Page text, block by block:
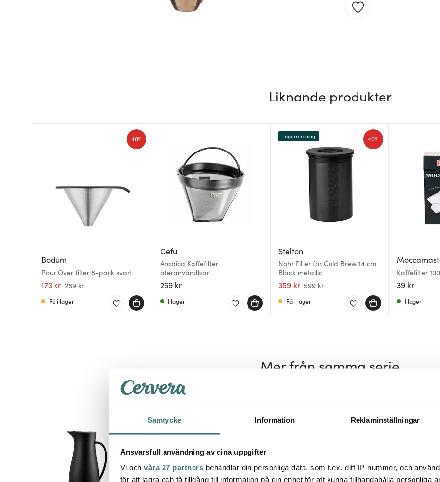
Samtycke Information Reklaminställningar
Ansvarsfull användning av dina uppgifter
Vi och våra 27 partners behandlar din personliga data, som t.ex. ditt IP-nummer, och
för att lagra och få tillgång till information på din enhet för att kunna tillhandahålla personliga
Liknande produkter
Bodum
Pour Over filter 8-pack svart
173 kr 289 kr
40%
Få i lager
Gefu
Arabica Kaffefilter
återanvändbar
269 kr
I lager
Stelton
Nohr Filter för Cold Brew 14 cm
Black metallic
359 kr 599 kr
40%
Lagerrensning
Få i lager
Kaffefilter
39 kr
I lager
Mer från samma serie